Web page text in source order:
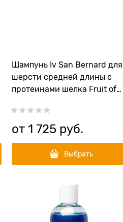
Шампунь Iv San Bernard для
шерсти средней длины с
протеинами шелка Fruit of
от 1 725 руб.
Выбрать